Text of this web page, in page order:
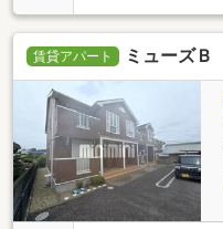
賃貸アパート ミューズＢ